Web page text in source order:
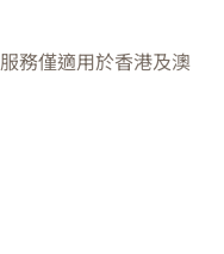
務僅適用於香港及澳